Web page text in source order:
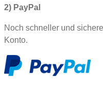
2) PayPal
Noch schneller und
Konto.